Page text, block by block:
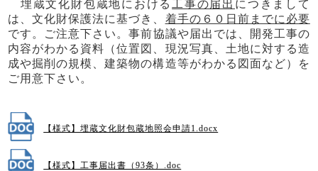
埋蔵文化財包蔵地における 工事の届出 につきまして
は、文化財保護法に基づき、 着手の６０日前までに必要
です。ご注意下さい。事前協議や届出では、開発工事の
内容がわかる資料（位置図、現況写真、土地に対する造
成や掘削の規模、建築物の構造等がわかる図面など）を
ご用意下さい。
【様式】埋蔵文化財包蔵地照会申請1.docx
【様式】工事届出書（93条）.doc